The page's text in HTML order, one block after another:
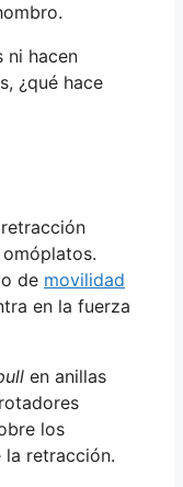
ni hacen
¿qué hace
de movilidad
en la fuerza
en anillas
los
la retracción.